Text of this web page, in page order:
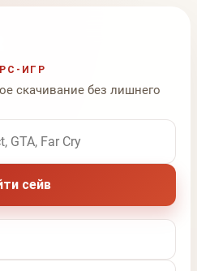
ИГР
скачивание без лишнего
сейв